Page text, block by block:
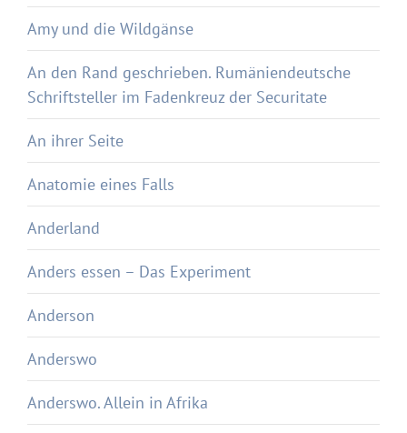
Amy und die Wildgänse
An den Rand geschrieben. Rumäniendeutsche
Schriftsteller im Fadenkreuz der Securitate
An ihrer Seite
Anatomie eines Falls
Anderland
Anders essen – Das Experiment
Anderson
Anderswo
Anderswo. Allein in Afrika